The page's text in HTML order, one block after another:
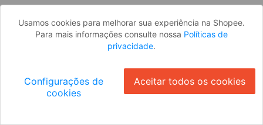
Usamos cookies para melhorar sua experiência na Shopee.
Para mais informações consulte nossa Políticas de
privacidade.
Configurações de
cookies
Aceitar todos os cookies